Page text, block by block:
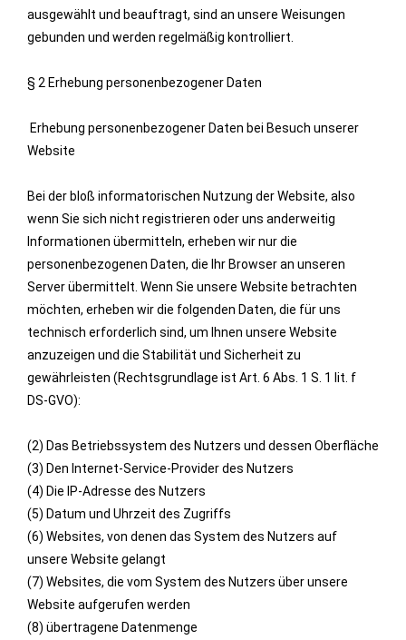
ausgewählt und beauftragt, sind an unsere Weisungen
gebunden und werden regelmäßig kontrolliert.
§ 2 Erhebung personenbezogener Daten
Erhebung personenbezogener Daten bei Besuch unserer
Website
Bei der bloß informatorischen Nutzung der Website, also
wenn Sie sich nicht registrieren oder uns anderweitig
Informationen übermitteln, erheben wir nur die
personenbezogenen Daten, die Ihr Browser an unseren
Server übermittelt. Wenn Sie unsere Website betrachten
möchten, erheben wir die folgenden Daten, die für uns
technisch erforderlich sind, um Ihnen unsere Website
anzuzeigen und die Stabilität und Sicherheit zu
gewährleisten (Rechtsgrundlage ist Art. 6 Abs. 1 S. 1 lit. f
DS-GVO):
(2) Das Betriebssystem des Nutzers und dessen Oberfläche
(3) Den Internet-Service-Provider des Nutzers
(4) Die IP-Adresse des Nutzers
(5) Datum und Uhrzeit des Zugriffs
(6) Websites, von denen das System des Nutzers auf
unsere Website gelangt
(7) Websites, die vom System des Nutzers über unsere
Website aufgerufen werden
(8) übertragene Datenmenge